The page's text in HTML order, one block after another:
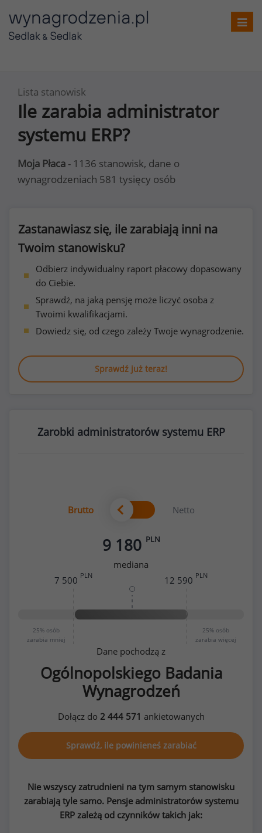
Lista stanowisk
Ile zarabia administrator
systemu ERP?
Moja Płaca - 1136 stanowisk, dane o
wynagrodzeniach 581 tysięcy osób
Zastanawiasz się, ile zarabiają inni na
Twoim stanowisku?
Odbierz indywidualny raport płacowy dopasowany
do Ciebie.
Sprawdź, na jaką pensję może liczyć osoba z
Twoimi kwalifikacjami.
Dowiedz się, od czego zależy Twoje wynagrodzenie.
Sprawdź już teraz!
Zarobki administratorów systemu ERP
Brutto Netto
9 180 PLN
mediana
25% osób
zarabia mniej
25% osób
zarabia więcej
7 500 PLN 12 590 PLN
Dane pochodzą z
Ogólnopolskiego Badania
Wynagrodzeń
Dołącz do 2 444 571 ankietowanych
Sprawdź, ile powinieneś zarabiać
Nie wszyscy zatrudnieni na tym samym stanowisku
zarabiają tyle samo. Pensje administratorów systemu
ERP zależą od czynników takich jak: